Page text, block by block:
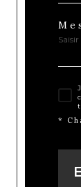
*